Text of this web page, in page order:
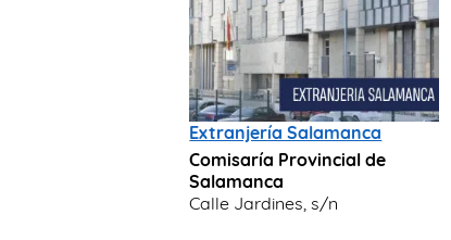
Extranjería Salamanca
Comisaría Provincial de
Salamanca
Calle Jardines, s/n